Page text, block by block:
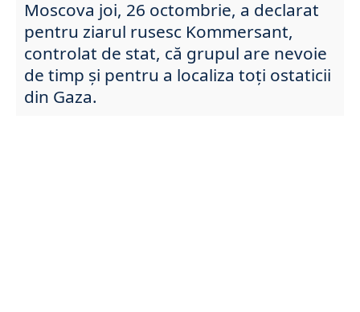
Moscova joi, 26 octombrie, a declarat
pentru ziarul rusesc Kommersant,
controlat de stat, că grupul are nevoie
de timp și pentru a localiza toți ostaticii
din Gaza.